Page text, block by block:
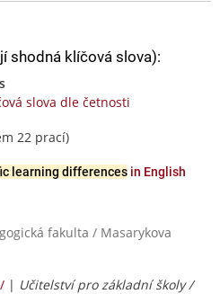
shodná klíčová slova):
slova dle četnosti
22 prací)
learning differences in English
fakulta / Masarykova
| Učitelství pro základní školy /